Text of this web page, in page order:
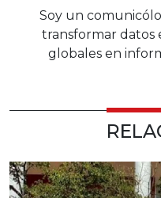
Soy un
transformar datos
globales en